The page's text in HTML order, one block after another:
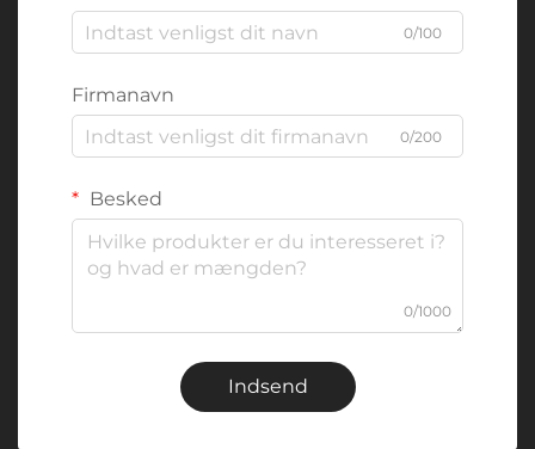
0/100
Firmanavn
0/200
Besked
0/1000
Indsend